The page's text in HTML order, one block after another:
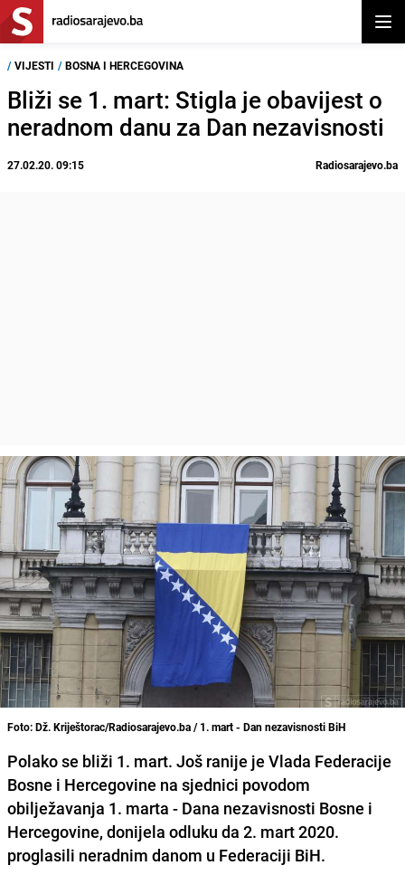
/ VIJESTI / BOSNA I HERCEGOVINA
Bliži se 1. mart: Stigla je obavijest o
neradnom danu za Dan nezavisnosti
27.02.20. 09:15 Radiosarajevo.ba
Foto: Dž. Kriještorac/Radiosarajevo.ba / 1. mart - Dan nezavisnosti BiH
Polako se bliži 1. mart. Još ranije je Vlada Federacije
Bosne i Hercegovine na sjednici povodom
obilježavanja 1. marta - Dana nezavisnosti Bosne i
Hercegovine, donijela odluku da 2. mart 2020.
proglasili neradnim danom u Federaciji BiH.